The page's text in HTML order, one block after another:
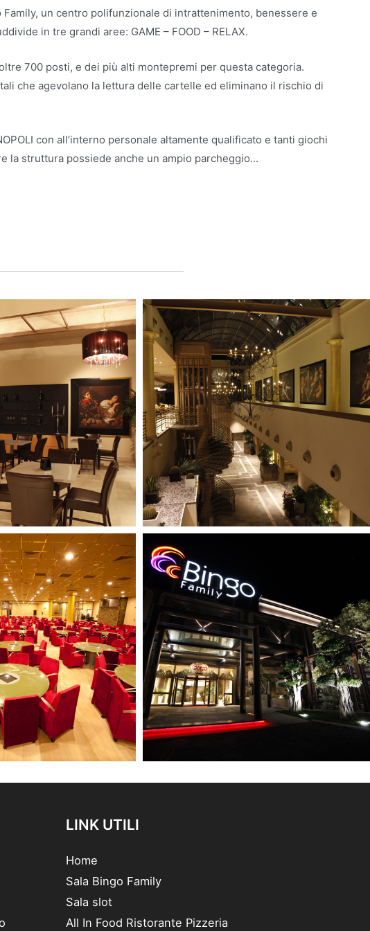
un centro polifunzionale di intrattenimento, benessere e
in tre grandi aree: GAME – FOOD – RELAX.
700 posti, e dei più alti montepremi per questa categoria.
che agevolano la lettura delle cartelle ed eliminano il rischio di
con all’interno personale altamente qualificato e tanti giochi
struttura possiede anche un ampio parcheggio...
LINK UTILI
Home
Sala Bingo Family
Sala slot
All In Food Ristorante Pizzeria